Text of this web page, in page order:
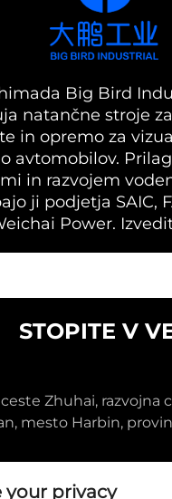
Big Bird
natančne stroje
in opremo za
avtomobilov.
in razvojem
ji podjetja SAIC,
Power.
STOPITE V
Zhuhai, razvojna
mesto Harbin,
your privacy